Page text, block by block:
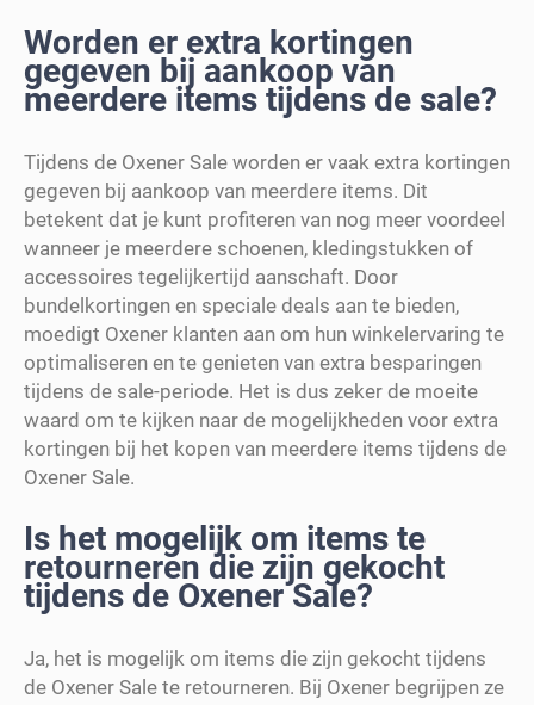
Worden er extra kortingen
gegeven bij aankoop van
meerdere items tijdens de sale?
Tijdens de Oxener Sale worden er vaak extra kortingen
gegeven bij aankoop van meerdere items. Dit
betekent dat je kunt profiteren van nog meer voordeel
wanneer je meerdere schoenen, kledingstukken of
accessoires tegelijkertijd aanschaft. Door
bundelkortingen en speciale deals aan te bieden,
moedigt Oxener klanten aan om hun winkelervaring te
optimaliseren en te genieten van extra besparingen
tijdens de sale-periode. Het is dus zeker de moeite
waard om te kijken naar de mogelijkheden voor extra
kortingen bij het kopen van meerdere items tijdens de
Oxener Sale.
Is het mogelijk om items te
retourneren die zijn gekocht
tijdens de Oxener Sale?
Ja, het is mogelijk om items die zijn gekocht tijdens
de Oxener Sale te retourneren. Bij Oxener begrijpen ze